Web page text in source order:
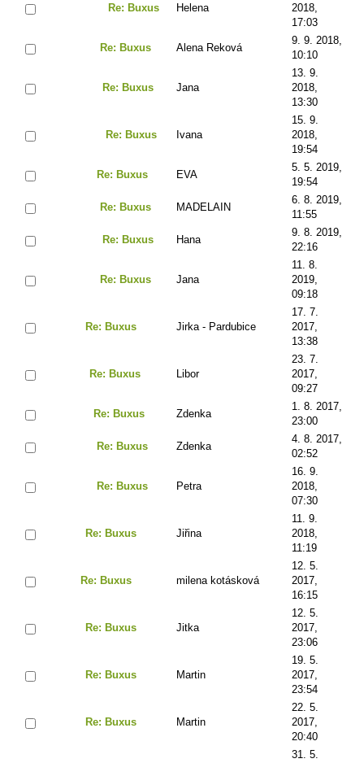
Re: Buxus Helena
2018,
17:03
Re: Buxus Alena Reková
9. 9. 2018,
10:10
Re: Buxus Jana
13. 9.
2018,
13:30
Re: Buxus Ivana
15. 9.
2018,
19:54
Re: Buxus EVA
5. 5. 2019,
19:54
Re: Buxus MADELAIN
6. 8. 2019,
11:55
Re: Buxus Hana
9. 8. 2019,
22:16
Re: Buxus Jana
11. 8.
2019,
09:18
Re: Buxus Jirka - Pardubice
17. 7.
2017,
13:38
Re: Buxus Libor
23. 7.
2017,
09:27
Re: Buxus Zdenka
1. 8. 2017,
23:00
Re: Buxus Zdenka
4. 8. 2017,
02:52
Re: Buxus Petra
16. 9.
2018,
07:30
Re: Buxus Jiřina
11. 9.
2018,
11:19
Re: Buxus milena kotásková
12. 5.
2017,
16:15
Re: Buxus Jitka
12. 5.
2017,
23:06
Re: Buxus Martin
19. 5.
2017,
23:54
Re: Buxus Martin
22. 5.
2017,
20:40
31. 5.